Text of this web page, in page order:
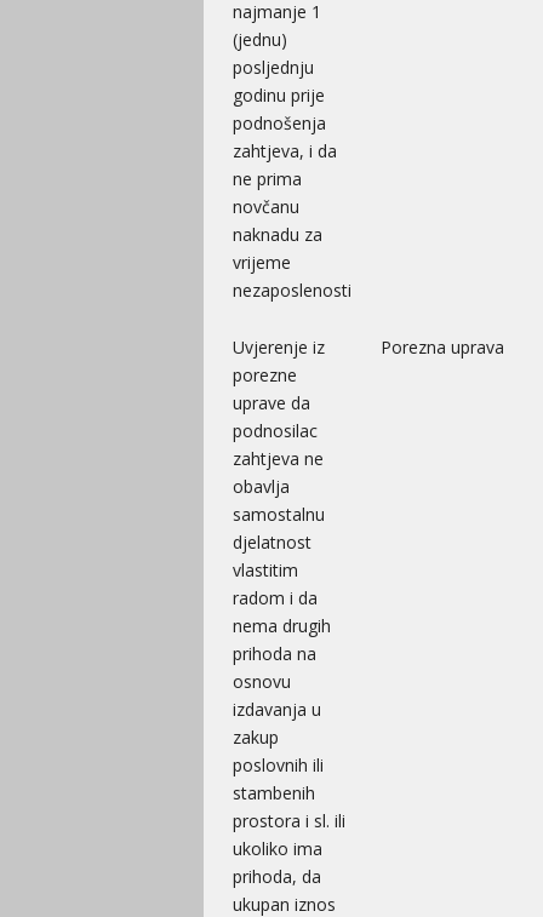
najmanje 1
(jednu)
posljednju
godinu prije
podnošenja
zahtjeva, i da
ne prima
novčanu
naknadu za
vrijeme
nezaposlenosti
Uvjerenje iz
porezne
uprave da
podnosilac
zahtjeva ne
obavlja
samostalnu
djelatnost
vlastitim
radom i da
nema drugih
prihoda na
osnovu
izdavanja u
zakup
poslovnih ili
stambenih
prostora i sl. ili
ukoliko ima
prihoda, da
ukupan iznos
Porezna uprava